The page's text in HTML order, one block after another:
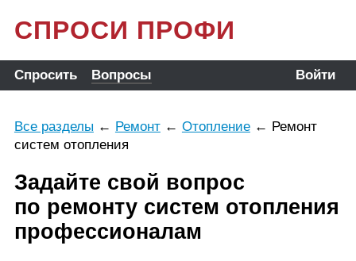
СПРОСИ ПРОФИ
Спросить Вопросы Войти
Все разделы ← Ремонт← Отопление← Ремонт
систем отопления
Задайте свой вопрос
по ремонту систем отопления
профессионалам